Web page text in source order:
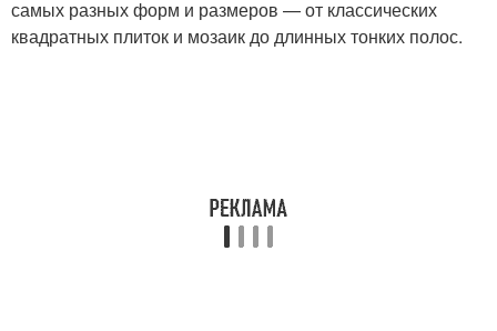
самых разных форм и размеров — от классических
квадратных плиток и мозаик до длинных тонких полос.